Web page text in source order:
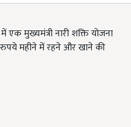
मुख्यमंत्री नारी शक्ति योजना
महीने में रहने और खाने की